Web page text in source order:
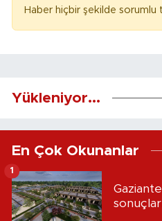
Haber hiçbir şekilde sorumlu
Yükleniyor...
En Çok Okunanlar
1